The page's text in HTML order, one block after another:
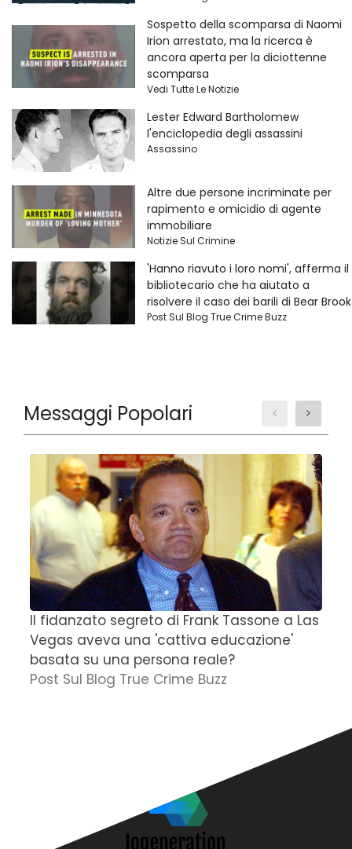
Sospetto della scomparsa di Naomi
Irion arrestato, ma la ricerca è
ancora aperta per la diciottenne
scomparsa
Vedi Tutte Le Notizie
Lester Edward Bartholomew
l'enciclopedia degli assassini
Assassino
Altre due persone incriminate per
rapimento e omicidio di agente
immobiliare
Notizie Sul Crimine
'Hanno riavuto i loro nomi', afferma il
bibliotecario che ha aiutato a
risolvere il caso dei barili di Bear Brook
Post Sul Blog True Crime Buzz
Messaggi Popolari
Il fidanzato segreto di Frank Tassone a Las
Vegas aveva una 'cattiva educazione'
basata su una persona reale?
Post Sul Blog True Crime Buzz